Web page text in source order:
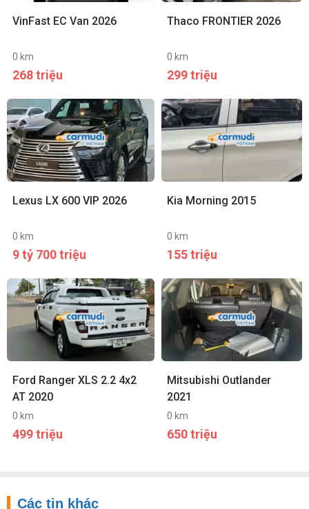
VinFast EC Van 2026
0 km
268 triệu
Thaco FRONTIER 2026
0 km
299 triệu
Lexus LX 600 VIP 2026
0 km
9 tỷ 700 triệu
Kia Morning 2015
0 km
155 triệu
Ford Ranger XLS 2.2 4x2
AT 2020
0 km
499 triệu
Mitsubishi Outlander
2021
0 km
650 triệu
Các tin khác